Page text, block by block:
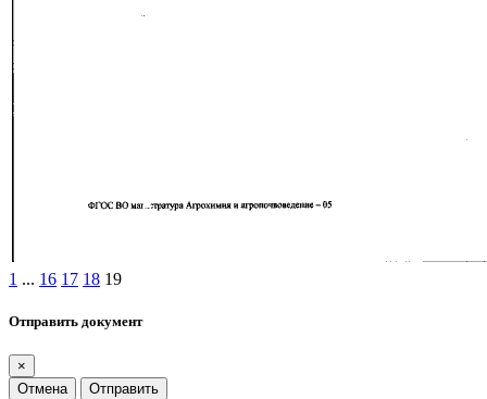
1 ... 16 17 18 19
Отправить документ
×
Отмена
Отправить